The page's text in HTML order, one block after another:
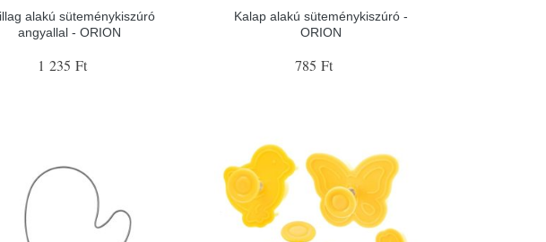
alakú süteménykiszúró
angyallal - ORION
1 235 Ft
Kalap alakú süteménykiszúró -
ORION
785 Ft